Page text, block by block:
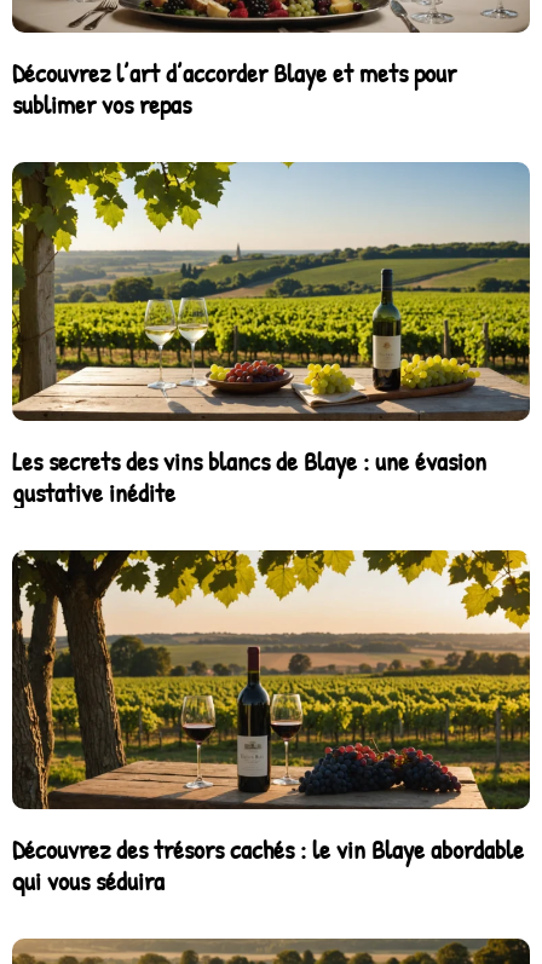
Découvrez l’art d’accorder Blaye et mets pour
sublimer vos repas
Les secrets des vins blancs de Blaye : une évasion
gustative inédite
Découvrez des trésors cachés : le vin Blaye abordable
qui vous séduira